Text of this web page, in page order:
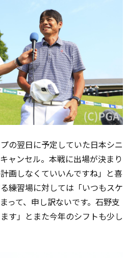
の翌日に予定していた日本シニ
ャンセル。本戦に出場が決まり
画しなくていいんですね」と喜
練習場に対しては「いつもスケ
って、申し訳ないです。石野支
す」とまた今年のシフトも少し